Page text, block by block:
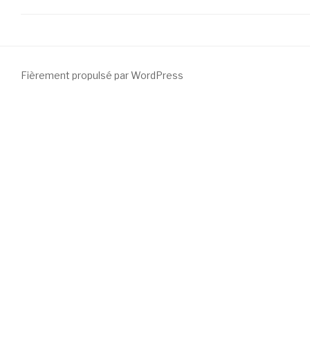
Fièrement propulsé par WordPress